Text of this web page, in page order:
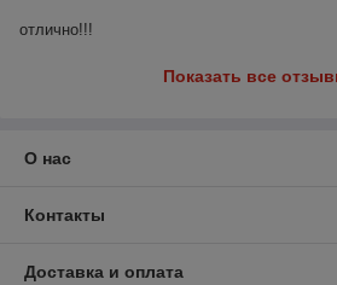
отлично!!!
Показать все
О нас
Контакты
Доставка и оплата